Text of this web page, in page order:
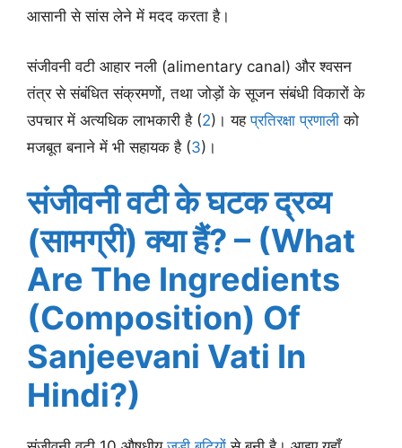
आसानी से सांस लेने में मदद करता है।
संजीवनी वटी आहार नली (alimentary canal) और श्वसन
तंत्र से संबंधित संक्रमणों, तथा जोड़ों के सूजन संबंधी विकारों के
उपचार में अत्यधिक लाभकारी है (2)। यहप्रतिरक्षा प्रणाली को
मजबूत बनाने में भी सहायक है (3)।
संजीवनी वटी के घटक द्रव्य
(सामग्री) क्या हैं? – (What
Are The Ingredients
(Composition) Of
Sanjeevani Vati In
Hindi?)